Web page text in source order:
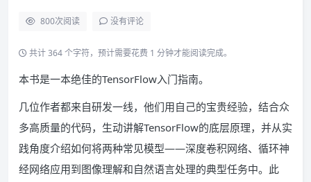
800次阅读 没有评论
共计 364 个字符，预计需要花费 1 分钟才能阅读完成。
本书是一本绝佳的TensorFlow入门指南。
几位作者都来自研发一线，他们用自己的宝贵经验，结合众
多高质量的代码，生动讲解TensorFlow的底层原理，并从实
践角度介绍如何将两种常见模型——深度卷积网络、循环神
经网络应用到图像理解和自然语言处理的典型任务中。此